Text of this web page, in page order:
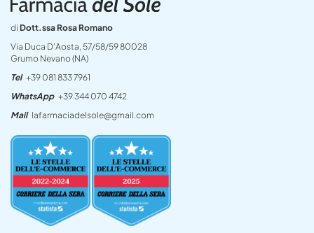
di Dott.ssa Rosa Romano
Via Duca D’Aosta, 57/58/59 80028
Grumo Nevano (NA)
Tel +39 081 833 7961
WhatsApp +39 344 070 4742
Mail lafarmaciadelsole@gmail.com